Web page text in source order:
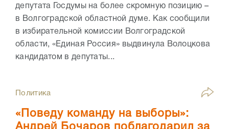
депутата Госдумы на более скромную позицию –
в Волгоградской областной думе. Как сообщили
в избирательной комиссии Волгоградской
области, «Единая Россия» выдвинула Волоцкова
кандидатом в депутаты...
Политика
«Поведу команду на выборы»: